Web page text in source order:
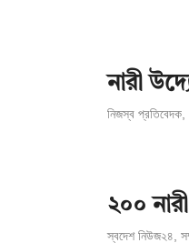
নারী
নিজস্ব
২০০
স্বদেশ নিউজ২৪,